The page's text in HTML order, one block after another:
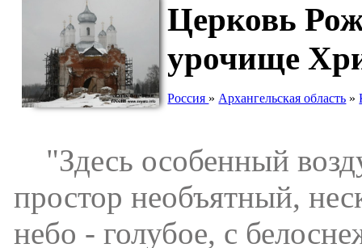
Церковь
урочище
Россия » Архангельская область »
"Здесь особенный
простор необъятный,
небо - голубое, с